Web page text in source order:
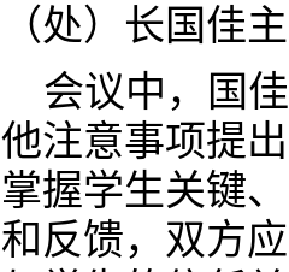
（处）长国佳
会议中，国
他注意事项提
掌握学生关键
和反馈，双方